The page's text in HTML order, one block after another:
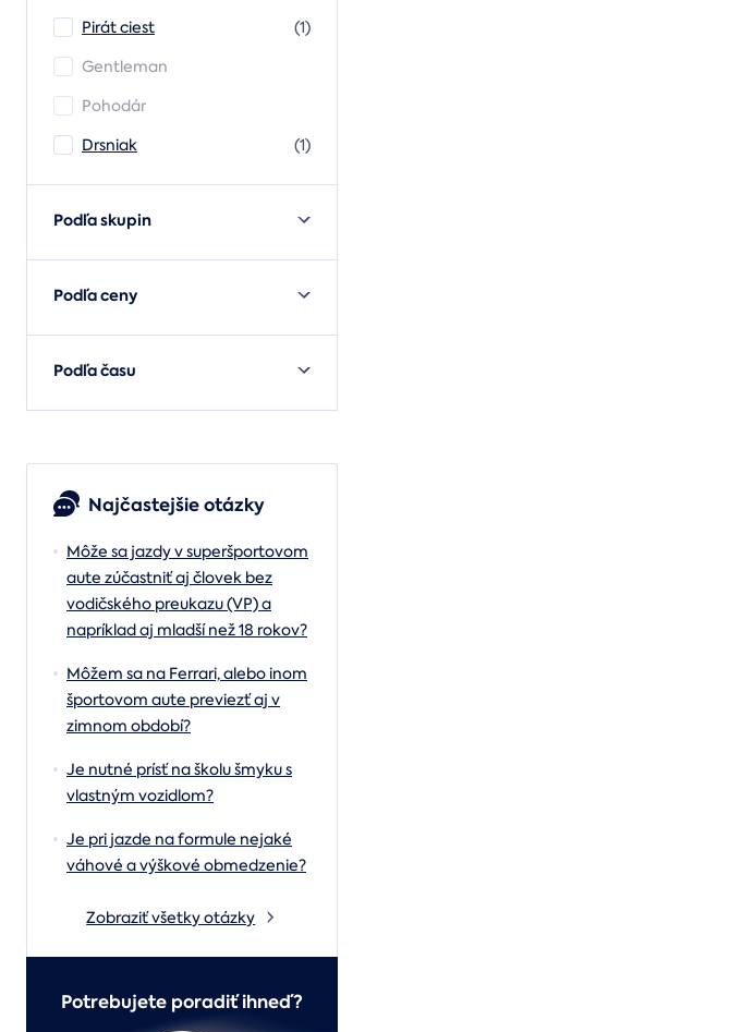
Pirát ciest
(1)
Gentleman
Pohodár
Drsniak
(1)
Podľa skupin
Podľa ceny
Podľa času
Najčastejšie otázky
Môže sa jazdy v superšportovom
aute zúčastniť aj človek bez
vodičského preukazu (VP) a
napríklad aj mladší než 18 rokov?
Môžem sa na Ferrari, alebo inom
športovom aute previezť aj v
zimnom období?
Je nutné prísť na školu šmyku s
vlastným vozidlom?
Je pri jazde na formule nejaké
váhové a výškové obmedzenie?
Zobraziť všetky otázky
Potrebujete poradiť ihneď?